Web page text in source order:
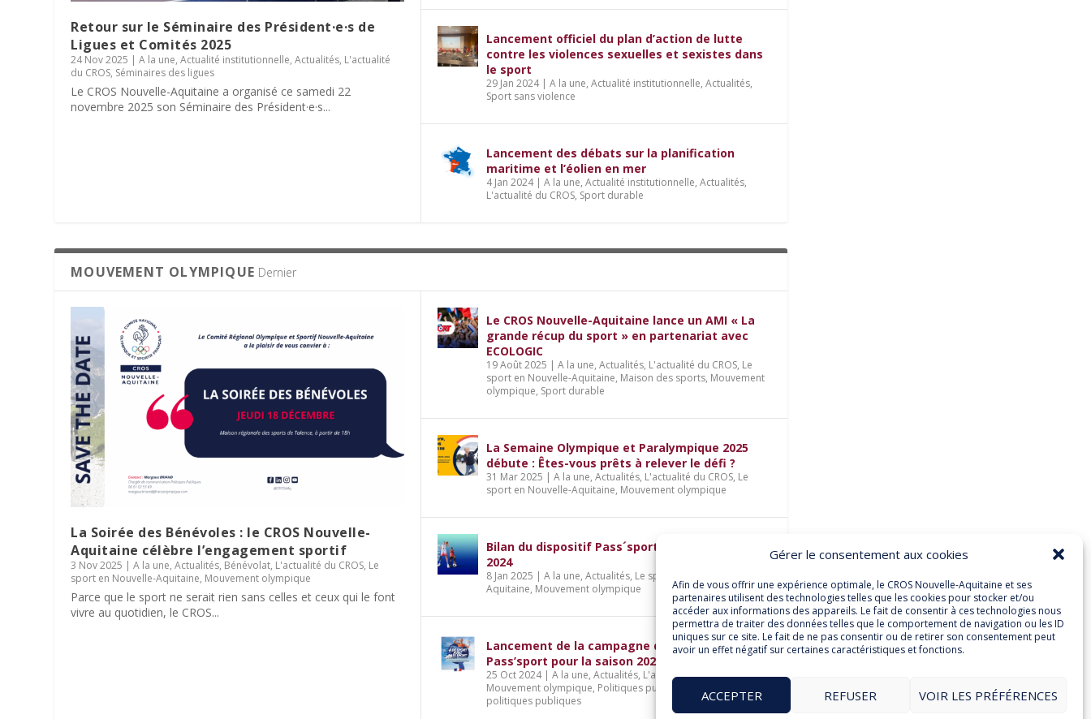
Gérer le consentement aux cookies
Afin de vous offrir une expérience optimale, le CROS Nouvelle-Aquitaine et ses
partenaires utilisent des technologies telles que les cookies pour stocker et/ou
accéder aux informations des appareils. Le fait de consentir à ces technologies nous
permettra de traiter des données telles que le comportement de navigation ou les ID
uniques sur ce site. Le fait de ne pas consentir ou de retirer son consentement peut
avoir un effet négatif sur certaines caractéristiques et fonctions.
ACCEPTER REFUSER VOIR LES PRÉFÉRENCES
Retour sur le Séminaire des Président·e·s de
Ligues et Comités 2025
24 Nov 2025 |A la une,Actualité institutionnelle,Actualités, L'actualité
du CROS, Séminaires des ligues
Le CROS Nouvelle-Aquitaine a organisé ce samedi 22
novembre 2025 son Séminaire des Président·e·s...
Lancement officiel du plan d’action de lutte
contre les violences sexuelles et sexistes dans
le sport
29 Jan 2024| A la une, Actualité institutionnelle, Actualités,
Sport sans violence
Lancement des débats sur la planification
maritime et l’éolien en mer
4 Jan 2024| A la une, Actualité institutionnelle, Actualités,
L'actualité du CROS, Sport durable
MOUVEMENT OLYMPIQUE Dernier
La Soirée des Bénévoles : le CROS Nouvelle-
Aquitaine célèbre l’engagement sportif
3 Nov 2025 |A la une,Actualités, Bénévolat, L'actualité du CROS, Le
sport en Nouvelle-Aquitaine, Mouvement olympique
Parce que le sport ne serait rien sans celles et ceux qui le font
vivre au quotidien, le CROS...
Le CROS Nouvelle-Aquitaine lance un AMI « La
grande récup du sport » en partenariat avec
ECOLOGIC
19 Août 2025 | A la une, Actualités, L'actualité du CROS, Le
sport en Nouvelle-Aquitaine, Maison des sports, Mouvement
olympique, Sport durable
La Semaine Olympique et Paralympique 2025
débute : Êtes-vous prêts à relever le défi ?
31 Mar 2025 | A la une, Actualités, L'actualité du CROS, Le
sport en Nouvelle-Aquitaine, Mouvement olympique
Bilan du dispositif Pass´sport pour la saison
2024
8 Jan 2025 | A la une, Actualités, Le sport en Nouvelle-
Aquitaine, Mouvement olympique
Lancement de la campagne du dispositif
Pass’sport pour la saison 2024-2025
25 Oct 2024| A la une, Actualités, L'actualité du CROS,
Mouvement olympique, Politiques publiques
politiques publiques